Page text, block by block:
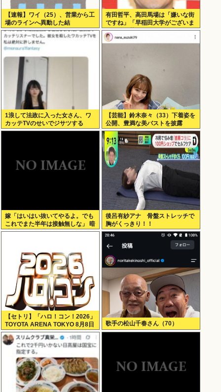
【速報】ワイ（25）、営業から工
場のラインへ異動した結
果・・・・・・
有田哲平、高田馬場は「嫌いな街
ですね」「早稲田大学がございま
す、僕は落ちましたので」
1浪して法政に入った女さん、ワ
カッテTVのせいでジサツする
【芸能】鈴木奈々（33）下着姿を
公開、豊満な美バストを披露
嫁「はいはい抜いてやるよ。でも
これでまた半年は接触無しな」 暗
黙のこれツラ過ぎるだろ
後呂有紗アナ 骨盤ストレッチで
胸がくっきり！！
【セトリ】「ハロ！コン！2026」
TOYOTA ARENA TOKYO 8月8日
昼・夜公演セットリス
歌手の松山千春さん（70）